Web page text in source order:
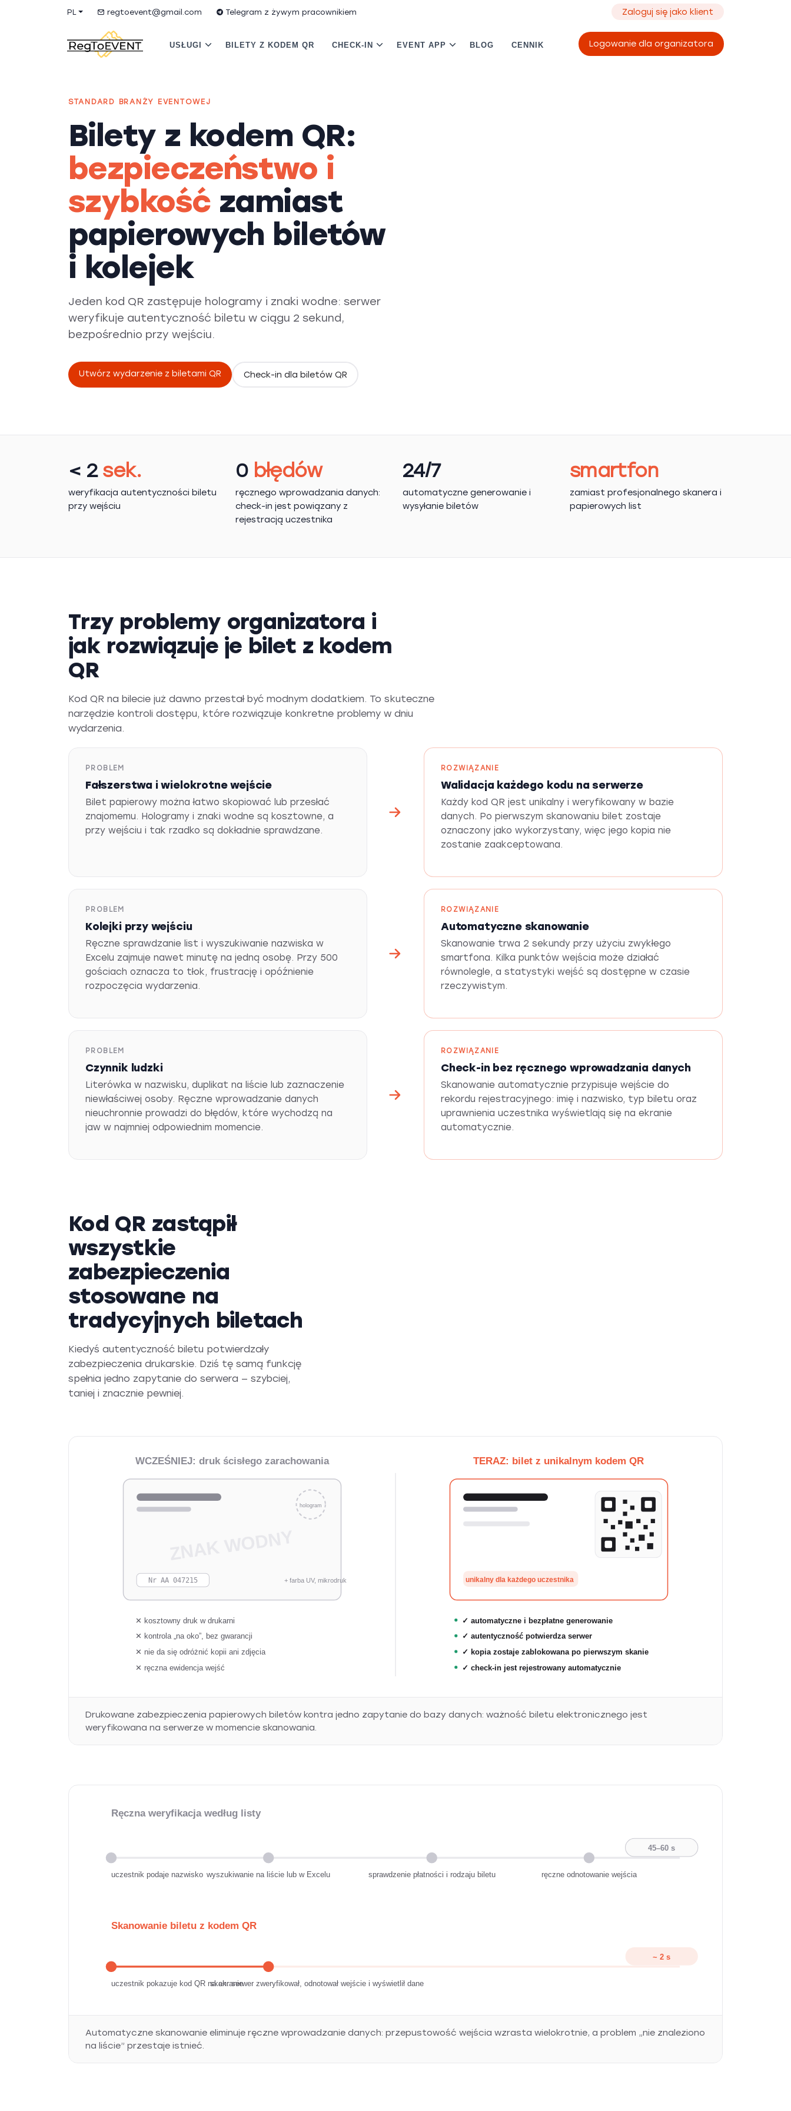
PL regtoevent@gmail.com Telegram z żywym pracownikiem Zaloguj się jako klient
Logowanie dla organizatora
USŁUGI BILETY Z KODEM QR CHECK-IN EVENT APP BLOG CENNIK
STANDARD BRANŻY EVENTOWEJ
Bilety z kodem QR:
bezpieczeństwo i
szybkośćzamiast
papierowych biletów
i kolejek
Jeden kod QR zastępuje hologramy i znaki wodne: serwer
weryfikuje autentyczność biletu w ciągu 2 sekund,
bezpośrednio przy wejściu.
Utwórz wydarzenie z biletami QR Check-in dla biletów QR
< 2 sek.
weryfikacja autentyczności biletu
przy wejściu
0 błędów
ręcznego wprowadzania danych:
check-in jest powiązany z
rejestracją uczestnika
24/7
automatyczne generowanie i
wysyłanie biletów
smartfon
zamiast profesjonalnego skanera i
papierowych list
Trzy problemy organizatora i
jak rozwiązuje je bilet z kodem
QR
Kod QR na bilecie już dawno przestał być modnym dodatkiem. To skuteczne
narzędzie kontroli dostępu, które rozwiązuje konkretne problemy w dniu
wydarzenia.
PROBLEM
Fałszerstwa i wielokrotne wejście
Bilet papierowy można łatwo skopiować lub przesłać
znajomemu. Hologramy i znaki wodne są kosztowne, a
przy wejściu i tak rzadko są dokładnie sprawdzane.
ROZWIĄZANIE
Walidacja każdego kodu na serwerze
Każdy kod QR jest unikalny i weryfikowany w bazie
danych. Po pierwszym skanowaniu bilet zostaje
oznaczony jako wykorzystany, więc jego kopia nie
zostanie zaakceptowana.
PROBLEM
Kolejki przy wejściu
Ręczne sprawdzanie list i wyszukiwanie nazwiska w
Excelu zajmuje nawet minutę na jedną osobę. Przy 500
gościach oznacza to tłok, frustrację i opóźnienie
rozpoczęcia wydarzenia.
ROZWIĄZANIE
Automatyczne skanowanie
Skanowanie trwa 2 sekundy przy użyciu zwykłego
smartfona. Kilka punktów wejścia może działać
równolegle, a statystyki wejść są dostępne w czasie
rzeczywistym.
PROBLEM
Czynnik ludzki
Literówka w nazwisku, duplikat na liście lub zaznaczenie
niewłaściwej osoby. Ręczne wprowadzanie danych
nieuchronnie prowadzi do błędów, które wychodzą na
jaw w najmniej odpowiednim momencie.
ROZWIĄZANIE
Check-in bez ręcznego wprowadzania danych
Skanowanie automatycznie przypisuje wejście do
rekordu rejestracyjnego: imię i nazwisko, typ biletu oraz
uprawnienia uczestnika wyświetlają się na ekranie
automatycznie.
Kod QR zastąpił
wszystkie
zabezpieczenia
stosowane na
tradycyjnych biletach
Kiedyś autentyczność biletu potwierdzały
zabezpieczenia drukarskie. Dziś tę samą funkcję
spełnia jedno zapytanie do serwera — szybciej,
taniej i znacznie pewniej.
WCZEŚNIEJ: druk ścisłego zarachowania
hologram
Nr AA 047215 + farba UV, mikrodruk
✕ kosztowny druk w drukarni
✕ kontrola „na oko”, bez gwarancji
✕ nie da się odróżnić kopii ani zdjęcia
✕ ręczna ewidencja wejść
TERAZ: bilet z unikalnym kodem QR
unikalny dla każdego uczestnika
✓ automatyczne i bezpłatne generowanie
✓ autentyczność potwierdza serwer
✓ kopia zostaje zablokowana po pierwszym skanie
✓ check-in jest rejestrowany automatycznie
Drukowane zabezpieczenia papierowych biletów kontra jedno zapytanie do bazy danych: ważność biletu elektronicznego jest
weryfikowana na serwerze w momencie skanowania.
Ręczna weryfikacja według listy
uczestnik podaje nazwisko wyszukiwanie na liście lub w Excelu sprawdzenie płatności i rodzaju biletu ręczne odnotowanie wejścia
45–60 s
Skanowanie biletu z kodem QR
uczestnik pokazuje kod QR na ekranieskan: serwer zweryfikował, odnotował wejście i wyświetlił dane
~ 2 s
Automatyczne skanowanie eliminuje ręczne wprowadzanie danych: przepustowość wejścia wzrasta wielokrotnie, a problem „nie znaleziono
na liście” przestaje istnieć.